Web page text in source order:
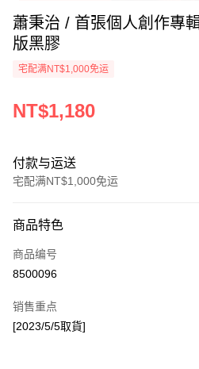
蕭秉治 / 首張個人創作專
版黑膠
宅配满NT$1,000免运
NT$1,180
付款与运送
宅配满NT$1,000免运
信用卡一次付款
LINE Pay
悠遊付
商品特色
商品编号
8500096
销售重点
[2023/5/5取貨]